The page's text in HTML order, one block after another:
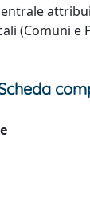
(Comuni